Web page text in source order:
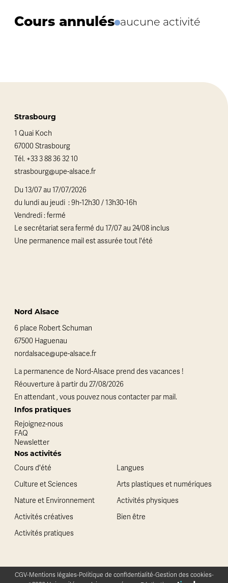
Cours annulés aucune activité
Strasbourg
1 Quai Koch
67000 Strasbourg
Tél. +33 3 88 36 32 10
strasbourg@upe-alsace.fr
Du 13/07 au 17/07/2026
du lundi au jeudi : 9h-12h30 / 13h30-16h
Vendredi : fermé
Le secrétariat sera fermé du 17/07 au 24/08 inclus
Une permanence mail est assurée tout l'été
Nord Alsace
6 place Robert Schuman
67500 Haguenau
nordalsace@upe-alsace.fr
La permanence de Nord-Alsace prend des vacances !
Réouverture à partir du 27/08/2026
En attendant , vous pouvez nous contacter par mail.
Infos pratiques
Rejoignez-nous
FAQ
Newsletter
Nos activités
Cours d'été
Langues
Culture et Sciences
Arts plastiques et numériques
Nature et Environnement
Activités physiques
Activités créatives
Bien être
Activités pratiques
CGV-Mentions légales-Politique de confidentialité-Gestion des cookies-